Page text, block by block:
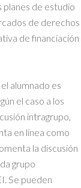
planes de estudio
de derechos
de financiación
alumnado es
el caso a los
intragrupo,
en línea como
la discusión
grupo
Se pueden